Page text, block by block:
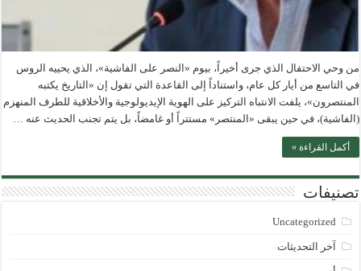
من وحي الاحتفال الذي جرى أخيراً، بيوم «النصر على الفاشية»، الذي يحييه الروس
في التاسع من أيار كل عام، واستناداً إلى القاعدة التي تقول إن «التاريخ يكتبه
المنتصرون»، يلفت الانتباه التركيز على الهوية الإيديولوجية والأخلاقية للطرف المنهزم
(الفاشية)، في حين يبقى «المنتصر» مستتراً أو غامضاً، بل يتم تجنب الحديث عنه …
أكمل القراءة »
تصنيفات
Uncategorized
آخر التحديثات